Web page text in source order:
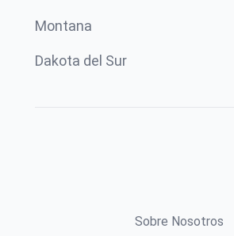
Montana
Dakota del Sur
Sobre Nosotros